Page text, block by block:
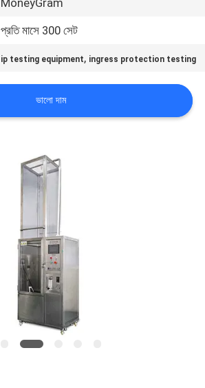
MoneyGram
প্রতি মাসে 300 সেট
ip testing equipment, ingress protection testing
ভালো দাম